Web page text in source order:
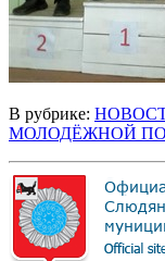
В рубрике:
МОЛОДЁЖНОЙ